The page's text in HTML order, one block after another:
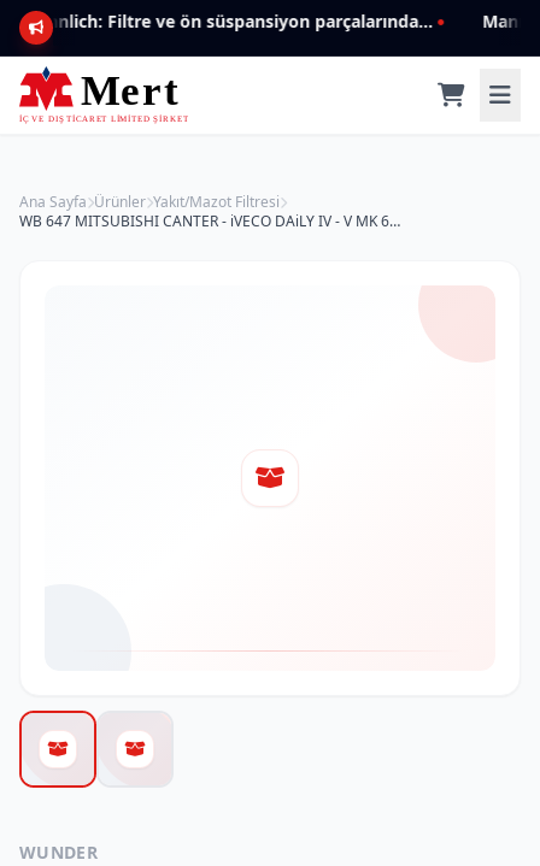
Mannlich: Filtre ve ön süspansiyon parçalarında genişleyen ürün yelpazesiyle kalite ve güven.
Ana Sayfa Ürünler Yakıt/Mazot Filtresi
WB 647 MITSUBISHI CANTER - iVECO DAiLY IV - V MK 666922- MK 666099 Yakıt/Mazot Filtresi
WUNDER